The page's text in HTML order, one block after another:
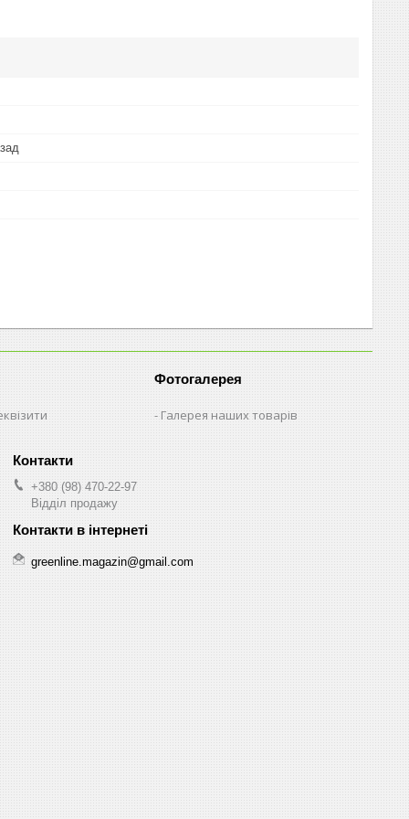
Фотогалерея
Галерея наших товарів
+380 (98) 470-22-97
Відділ продажу
greenline.magazin@gmail.com